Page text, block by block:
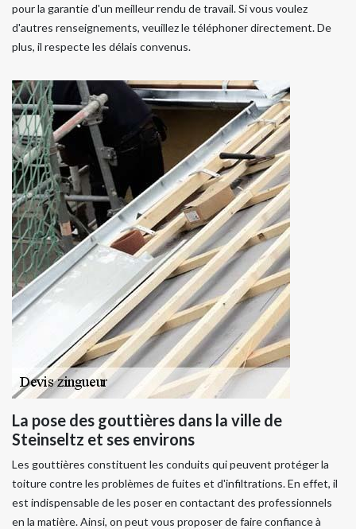
pour la garantie d'un meilleur rendu de travail. Si vous voulez
d'autres renseignements, veuillez le téléphoner directement. De
plus, il respecte les délais convenus.
La pose des gouttières dans la ville de
Steinseltz et ses environs
Les gouttières constituent les conduits qui peuvent protéger la
toiture contre les problèmes de fuites et d'infiltrations. En effet, il
est indispensable de les poser en contactant des professionnels
en la matière. Ainsi, on peut vous proposer de faire confiance à